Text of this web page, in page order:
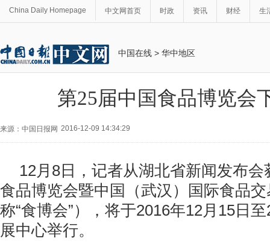
China Daily Homepage 中文网首页 时政 资讯 财经 生
中国在线 > 华中地区
第25届中国食品博览会
来源：中国日报网 2016-12-09 14:34:29
12月8日，记者从湖北省新闻发布
食品博览会暨中国（武汉）国际食品
称“食博会”），将于2016年12月15日
展中心举行。